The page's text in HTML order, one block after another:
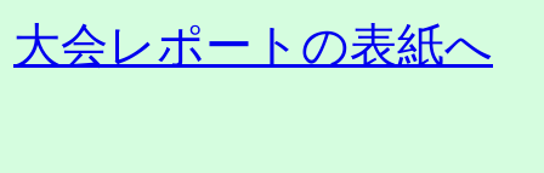
大会レポートの表紙へ